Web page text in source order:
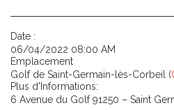
Date :
06/04/2022 08:00 AM
Emplacement
Golf de Saint-Germain-lès-Corbeil (
Plus d'Informations:
6 Avenue du Golf 91250 – Saint